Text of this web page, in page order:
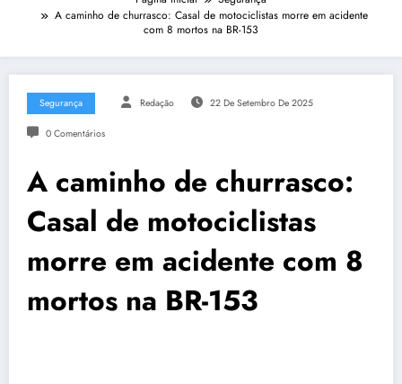
A caminho de churrasco: Casal de motociclistas morre em acidente
com 8 mortos na BR-153
Segurança Redação 22 De Setembro De 2025
0 Comentários
A caminho de churrasco:
Casal de motociclistas
morre em acidente com 8
mortos na BR-153